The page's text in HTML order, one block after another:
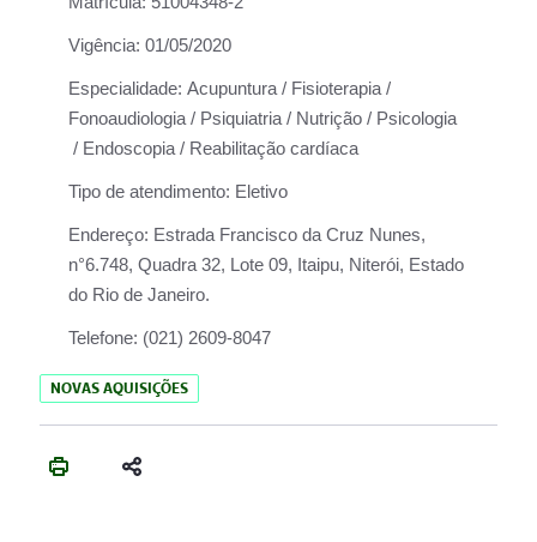
Vigência: 01/05/2020
Especialidade: Acupuntura / Fisioterapia /
Fonoaudiologia / Psiquiatria / Nutrição / Psicologia
/ Endoscopia / Reabilitação cardíaca
Tipo de atendimento: Eletivo
Endereço: Estrada Francisco da Cruz Nunes,
n°6.748, Quadra 32, Lote 09, Itaipu, Niterói, Estado
do Rio de Janeiro.
Telefone: (021) 2609-8047
NOVAS AQUISIÇÕES